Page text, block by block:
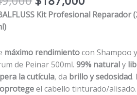
Kit Profesional Reparador
máximo rendimientocon Shampoo
de Peinar 500ml.99% naturaly
la cutícula, da brillo y sedosidad.
el cabello tinturado/alisado.